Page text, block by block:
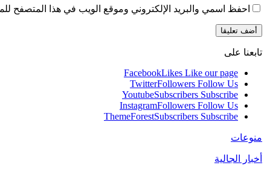
احفظ اسمي والبريد الإلكتروني وموقع الويب في هذا المتصفح
تابعنا على
FacebookLikes Like our page
TwitterFollowers Follow Us
YoutubeSubscribers Subscribe
InstagramFollowers Follow Us
ThemeForestSubscribers Subscribe
منوعات
أخبار الجالية